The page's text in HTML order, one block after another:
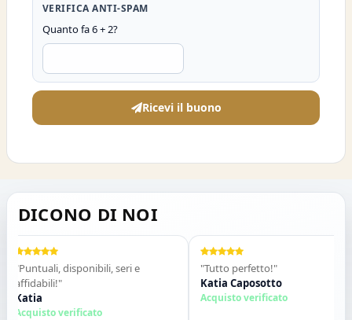
VERIFICA ANTI-SPAM
Quanto fa 6 + 2?
Ricevi il buono
DICONO DI NOI
"Puntuali, disponibili, seri e
affidabili!"
Katia
Acquisto verificato
"Tutto perfetto!"
Katia Caposotto
Acquisto verificato